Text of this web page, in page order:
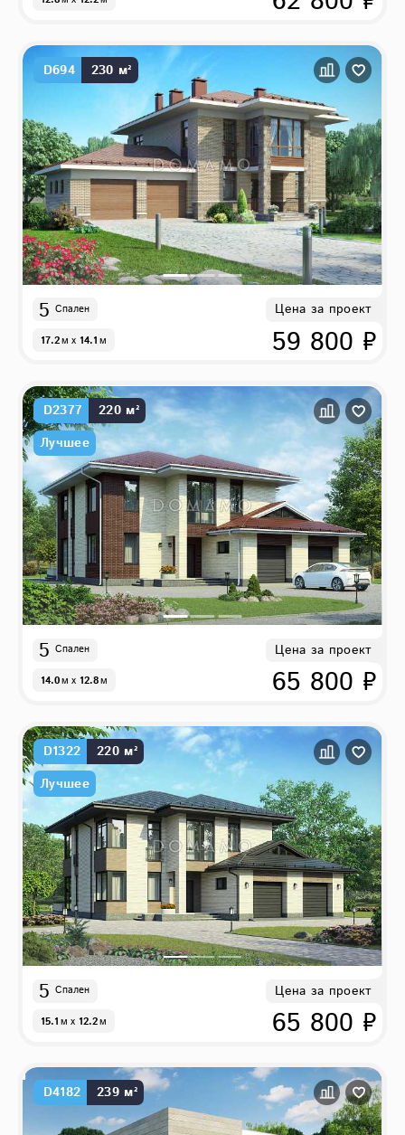
D694 230 м²
5 Спален
17.2м x 14.1м
Цена за проект
59 800 ₽
D2377
220 м²
Лучшее
5 Спален
14.0м x 12.8м
Цена за проект
65 800 ₽
D1322
220 м²
Лучшее
5 Спален
15.1м x 12.2м
Цена за проект
65 800 ₽
D4182 239 м²